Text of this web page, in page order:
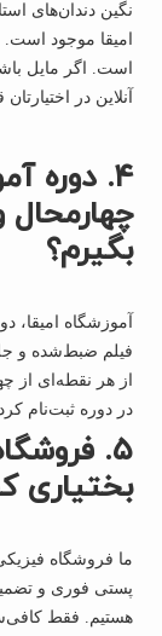
نگین دندان‌های
امیقا موجود
است. اگر مایل
آنلاین در
۴. دوره
چهارمحال
بگیرم؟
آموزشگاه امیقا،
فیلم ضبط‌شده و
از هر نقطه‌ای از
در دوره ثبت‌نام
۵.
بختیاری
ما فروشگاه
پستی فوری و
هستیم. فقط